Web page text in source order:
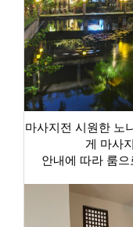
마사지전 시원한 노
게 마사
안내에 따라 룸